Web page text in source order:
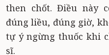
then chốt. Điều này
đúng liều, đúng giờ,
tự ý ngừng thuốc khi
sĩ.